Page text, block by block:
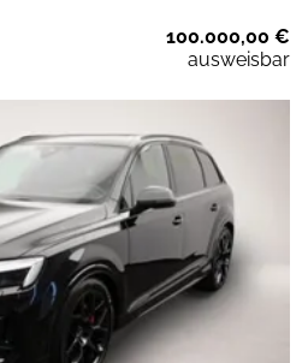
100.000,00 €
ausweisbar